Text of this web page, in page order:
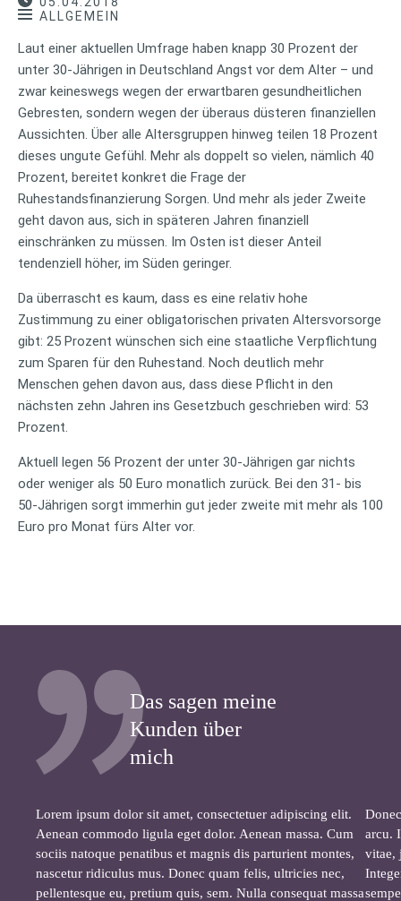
ALLGEMEIN
Laut einer aktuellen Umfrage haben knapp 30 Prozent der
unter 30-Jährigen in Deutschland Angst vor dem Alter – und
zwar keineswegs wegen der erwartbaren gesundheitlichen
Gebresten, sondern wegen der überaus düsteren finanziellen
Aussichten. Über alle Altersgruppen hinweg teilen 18 Prozent
dieses ungute Gefühl. Mehr als doppelt so vielen, nämlich 40
Prozent, bereitet konkret die Frage der
Ruhestandsfinanzierung Sorgen. Und mehr als jeder Zweite
geht davon aus, sich in späteren Jahren finanziell
einschränken zu müssen. Im Osten ist dieser Anteil
tendenziell höher, im Süden geringer.
Da überrascht es kaum, dass es eine relativ hohe
Zustimmung zu einer obligatorischen privaten Altersvorsorge
gibt: 25 Prozent wünschen sich eine staatliche Verpflichtung
zum Sparen für den Ruhestand. Noch deutlich mehr
Menschen gehen davon aus, dass diese Pflicht in den
nächsten zehn Jahren ins Gesetzbuch geschrieben wird: 53
Prozent.
Aktuell legen 56 Prozent der unter 30-Jährigen gar nichts
oder weniger als 50 Euro monatlich zurück. Bei den 31- bis
50-Jährigen sorgt immerhin gut jeder zweite mit mehr als 100
Euro pro Monat fürs Alter vor.
Das sagen meine
Kunden über
mich
Lorem ipsum dolor sit amet, consectetuer adipiscing elit.
Aenean commodo ligula eget dolor. Aenean massa. Cum
sociis natoque penatibus et magnis dis parturient montes,
nascetur ridiculus mus. Donec quam felis, ultricies nec,
pellentesque eu, pretium quis, sem. Nulla consequat massa
arcu.
vitae,